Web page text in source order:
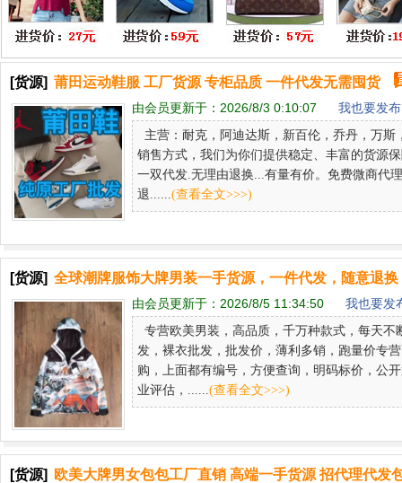
[货源] 莆田运动鞋服 工厂货源 专柜品质 一件代发无需囤货
由会员更新于： 2026/8/3 0:10:07 我也要发
主营：耐克，阿迪达斯，新百伦，乔丹，万
销售方式，我们为你们提供稳定、丰富的货源
一双代发.无理由退换...有量有价。免费微商代
退......(查看全文>>>)
[货源] 全球潮牌服饰大牌男装一手货源，一件代发，随意退换
由会员更新于： 2026/8/5 11:34:50 我也要发
专营欧美男装，高品质，千万种款式，每天
发，裸衣批发，批发价，薄利多销，跑量价专
购，上面都有编号，方便查询，明码标价，公
业评估，......(查看全文>>>)
[货源] 欧美大牌男女包包工厂直销 高端一手货源 招代理代发